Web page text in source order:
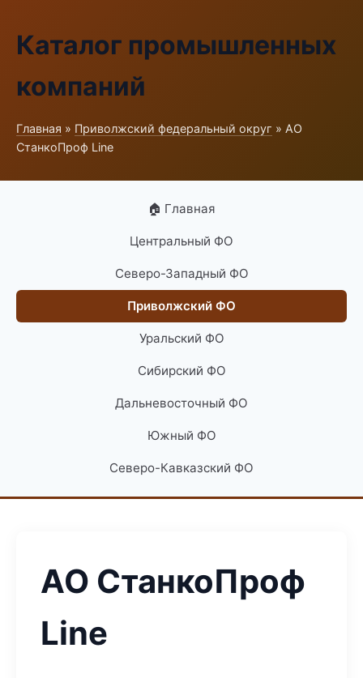
Каталог промышленных
компаний
Главная » Приволжский федеральный округ » АО
СтанкоПроф Line
🏠 Главная
Центральный ФО
Северо-Западный ФО
Приволжский ФО
Уральский ФО
Сибирский ФО
Дальневосточный ФО
Южный ФО
Северо-Кавказский ФО
АО СтанкоПроф
Line